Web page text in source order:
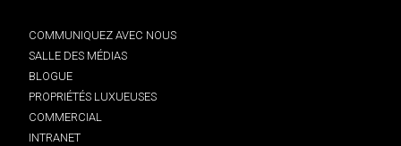
COMMUNIQUEZ AVEC NOUS
SALLE DES MÉDIAS
BLOGUE
PROPRIÉTÉS LUXUEUSES
COMMERCIAL
INTRANET